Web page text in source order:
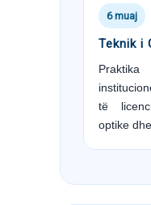
6 muaj
Teknik i
të
optike